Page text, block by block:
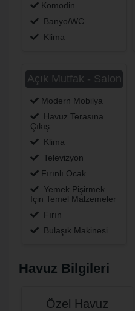
Komodin
Banyo/WC
Klima
Açık Mutfak - Salon
Modern Mobilya
Havuz Terasına
Çıkış
Klima
Televizyon
Fırınlı Ocak
Yemek Pişirmek
İçin Temel Malzemeler
Fırın
Bulaşık Makinesi
Havuz Bilgileri
Özel Havuz